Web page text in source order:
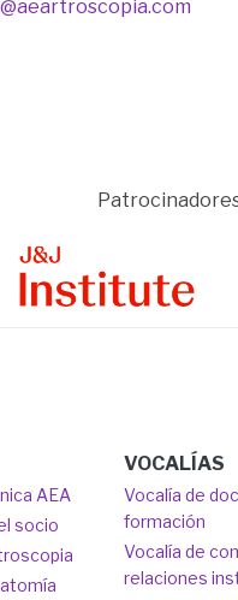
AEA
socio
VOCALÍAS
Vocalía de
formación
Vocalía de
relaciones